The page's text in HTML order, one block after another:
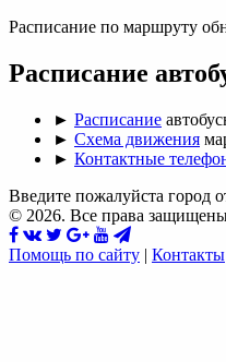
Расписание по маршруту
Расписание
► Расписание
► Схема движения
► Контактные
Введите пожалуйста город
© 2026. Все права
Помощь по сайту | Контакты